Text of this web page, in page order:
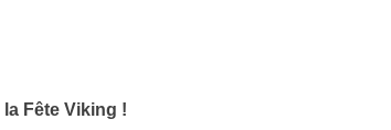
la Fête Viking !